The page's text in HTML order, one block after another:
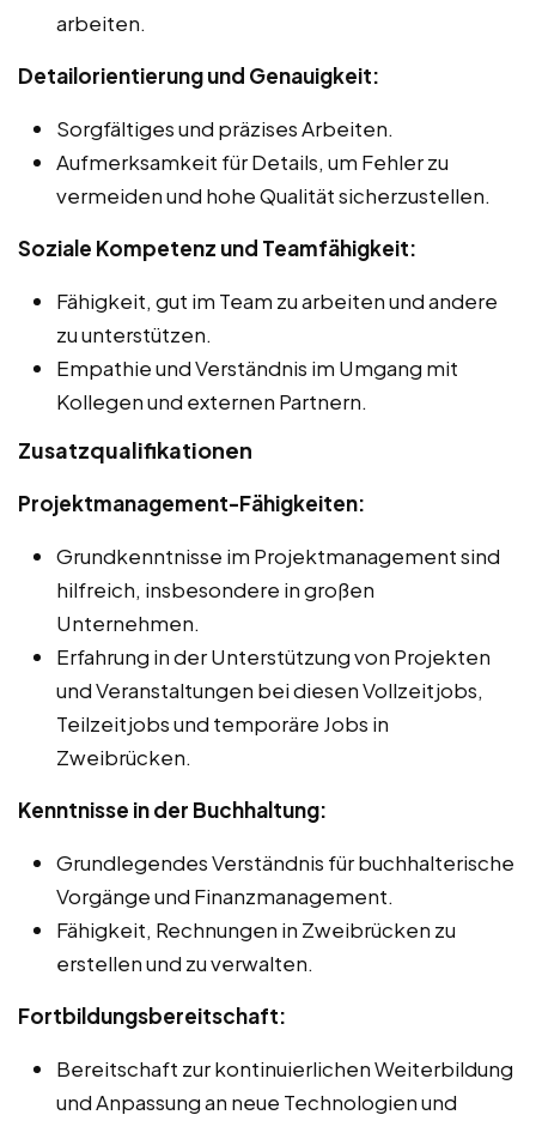
arbeiten.
Detailorientierung und Genauigkeit:
Sorgfältiges und präzises Arbeiten.
Aufmerksamkeit für Details, um Fehler zu
vermeiden und hohe Qualität sicherzustellen.
Soziale Kompetenz und Teamfähigkeit:
Fähigkeit, gut im Team zu arbeiten und andere
zu unterstützen.
Empathie und Verständnis im Umgang mit
Kollegen und externen Partnern.
Zusatzqualifikationen
Projektmanagement-Fähigkeiten:
Grundkenntnisse im Projektmanagement sind
hilfreich, insbesondere in großen
Unternehmen.
Erfahrung in der Unterstützung von Projekten
und Veranstaltungen bei diesen Vollzeitjobs,
Teilzeitjobs und temporäre Jobs in
Zweibrücken.
Kenntnisse in der Buchhaltung:
Grundlegendes Verständnis für buchhalterische
Vorgänge und Finanzmanagement.
Fähigkeit, Rechnungen in Zweibrücken zu
erstellen und zu verwalten.
Fortbildungsbereitschaft:
Bereitschaft zur kontinuierlichen Weiterbildung
und Anpassung an neue Technologien und